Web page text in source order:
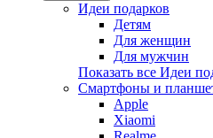
Идеи подарков
Детям
Для женщин
Для мужчин
Показать все Идеи
Смартфоны и
Apple
Xiaomi